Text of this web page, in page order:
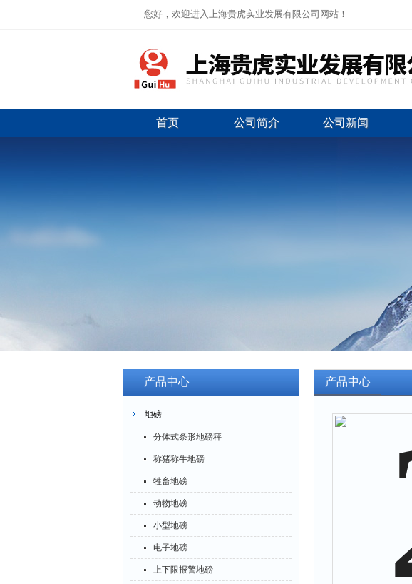
您好，欢迎进入上海贵虎实业发展有限公司网站！
首页 公司简介 公司新闻
产品中心
地磅
分体式条形地磅秤
称猪称牛地磅
牲畜地磅
动物地磅
小型地磅
电子地磅
上下限报警地磅
产品中心